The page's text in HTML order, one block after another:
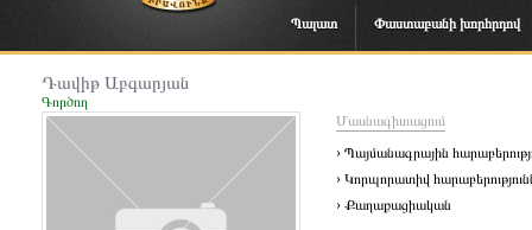
Պալատ Փաստաբանի խորհրդով
Դավիթ Աբգարյան
Գործող
Մասնագիտացում
› Պայմանագրային
› Կորպորատիվ
› Քաղաքացիական